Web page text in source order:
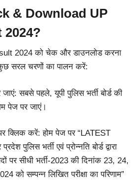
& Download UP
2024?
2024 को चेक और डाउनलोड करना
सरल चरणों का पालन करें:
सबसे पहले, यूपी पुलिस भर्ती बोर्ड की
पेज पर जाएं।
क्लिक करें: होम पेज पर “LATEST
पुलिस भर्ती एवं प्रोन्नति बोर्ड द्वारा
पर सीधी भर्ती-2023 की दिनांक 23, 24,
को सम्पन्न लिखित परीक्षा का परिणाम”